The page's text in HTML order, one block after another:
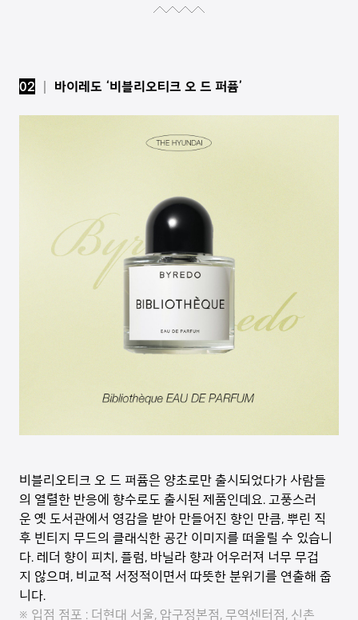
02 │ 바이레도 ‘비블리오티크 오 드 퍼퓸’
비블리오티크 오 드 퍼퓸은 양초로만 출시되었다가 사람들
의 열렬한 반응에 향수로도 출시된 제품인데요. 고풍스러
운 옛 도서관에서 영감을 받아 만들어진 향인 만큼, 뿌린 직
후 빈티지 무드의 클래식한 공간 이미지를 떠올릴 수 있습니
다. 레더 향이 피치, 플럼, 바닐라 향과 어우러져 너무 무겁
지 않으며, 비교적 서정적이면서 따뜻한 분위기를 연출해 줍
니다.
※ 입점 점포 : 더현대 서울, 압구정본점, 무역센터점, 신촌